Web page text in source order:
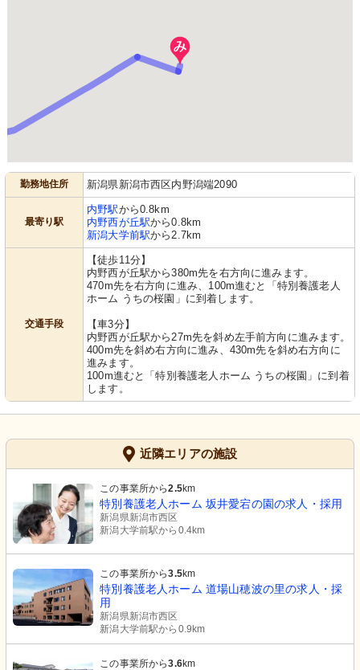
勤務地住所 新潟県新潟市西区内野潟端2090
最寄り駅
内野駅から0.8km
内野西が丘駅から0.8km
新潟大学前駅から2.7km
交通手段
【徒歩11分】
内野西が丘駅から380m先を右方向に進みます。
470m先を右方向に進み、100m進むと「特別養護老人
ホーム うちの桜園」に到着します。
【車3分】
内野西が丘駅から27m先を斜め左手前方向に進みます。
400m先を斜め右方向に進み、430m先を斜め右方向に
進みます。
100m進むと「特別養護老人ホーム うちの桜園」に到着
します。
近隣エリアの施設
この事業所から2.5km
特別養護老人ホーム 坂井愛宕の園の求人・採用
新潟県新潟市西区
新潟大学前駅から0.4km
この事業所から3.5km
特別養護老人ホーム 道場山穂波の里の求人・採
用
新潟県新潟市西区
新潟大学前駅から0.9km
この事業所から3.6km